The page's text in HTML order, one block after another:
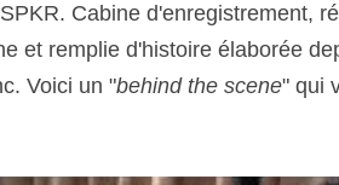
Cabine d'enregistrement,
et remplie d'histoire élaborée
Voici un "behind the scene" qui